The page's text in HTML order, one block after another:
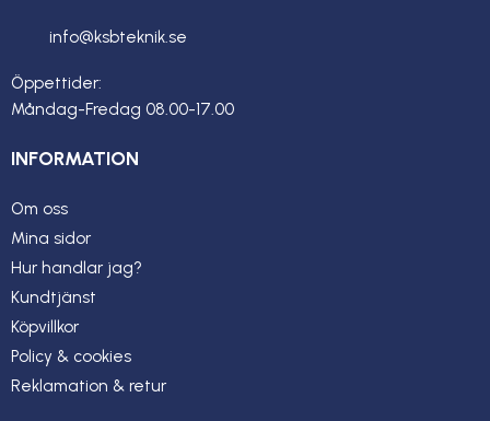
info@ksbteknik.se
Öppettider:
Måndag-Fredag 08.00-17.00
INFORMATION
Om oss
Mina sidor
Hur handlar jag?
Kundtjänst
Köpvillkor
Policy & cookies
Reklamation & retur